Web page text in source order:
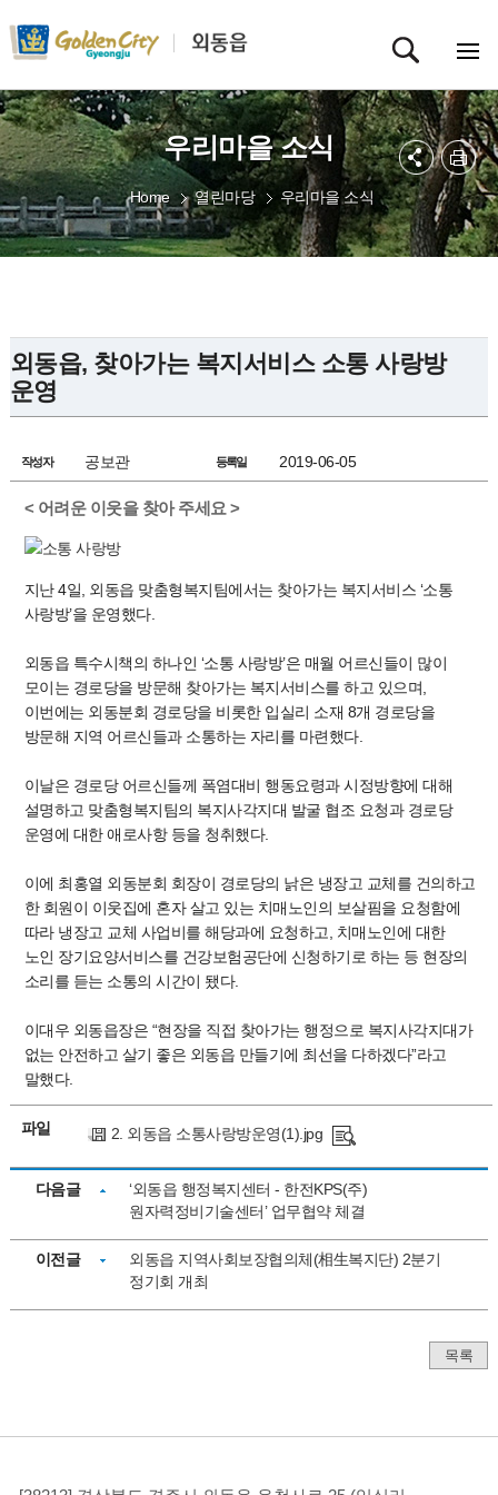
우리마을 소식
Home 열린마당 우리마을 소식
외동읍, 찾아가는 복지서비스 소통 사랑방
운영
작성자 공보관 등록일 2019-06-05
< 어려운 이웃을 찾아 주세요 >
지난 4일, 외동읍 맞춤형복지팀에서는 찾아가는 복지서비스 ‘소통
사랑방’을 운영했다.
외동읍 특수시책의 하나인 ‘소통 사랑방’은 매월 어르신들이 많이
모이는 경로당을 방문해 찾아가는 복지서비스를 하고 있으며,
이번에는 외동분회 경로당을 비롯한 입실리 소재 8개 경로당을
방문해 지역 어르신들과 소통하는 자리를 마련했다.
이날은 경로당 어르신들께 폭염대비 행동요령과 시정방향에 대해
설명하고 맞춤형복지팀의 복지사각지대 발굴 협조 요청과 경로당
운영에 대한 애로사항 등을 청취했다.
이에 최홍열 외동분회 회장이 경로당의 낡은 냉장고 교체를 건의하고
한 회원이 이웃집에 혼자 살고 있는 치매노인의 보살핌을 요청함에
따라 냉장고 교체 사업비를 해당과에 요청하고, 치매노인에 대한
노인 장기요양서비스를 건강보험공단에 신청하기로 하는 등 현장의
소리를 듣는 소통의 시간이 됐다.
이대우 외동읍장은 “현장을 직접 찾아가는 행정으로 복지사각지대가
없는 안전하고 살기 좋은 외동읍 만들기에 최선을 다하겠다”라고
말했다.
파일 2. 외동읍 소통사랑방운영(1).jpg
다음글
‘외동읍 행정복지센터 - 한전KPS(주)
원자력정비기술센터’ 업무협약 체결
이전글
외동읍 지역사회보장협의체(相生복지단) 2분기
정기회 개최
목록